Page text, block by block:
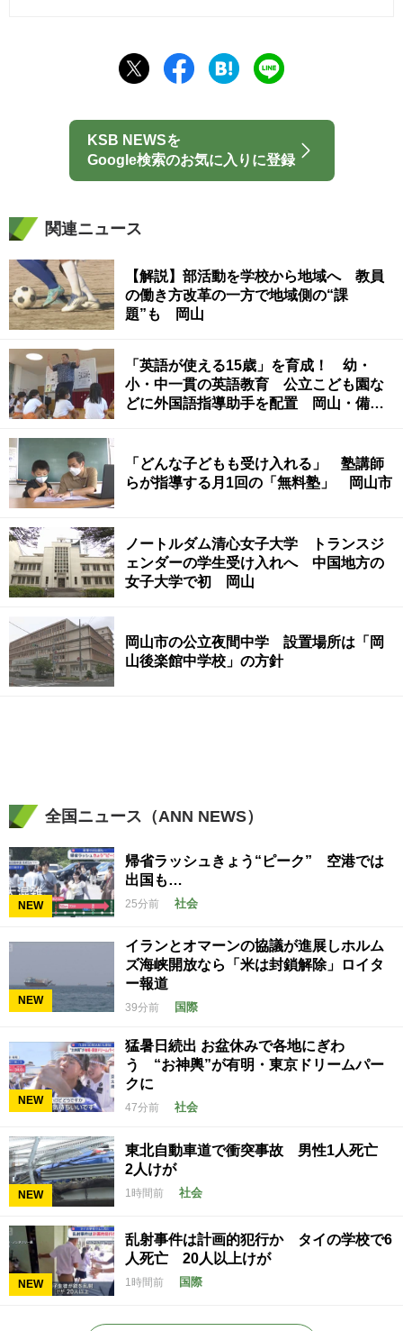
KSB NEWSを
Google検索のお気に入りに登録
関連ニュース
【解説】部活動を学校から地域へ 教員
の働き方改革の一方で地域側の“課
題”も 岡山
「英語が使える15歳」を育成！ 幼・
小・中一貫の英語教育 公立こども園な
どに外国語指導助手を配置 岡山・備前
「どんな子どもも受け入れる」 塾講師
らが指導する月1回の「無料塾」 岡山市
ノートルダム清心女子大学 トランスジ
ェンダーの学生受け入れへ 中国地方の
女子大学で初 岡山
岡山市の公立夜間中学 設置場所は「岡
山後楽館中学校」の方針
全国ニュース（ANN NEWS）
NEW
帰省ラッシュきょう“ピーク” 空港では
出国も…
25分前 社会
NEW
イランとオマーンの協議が進展しホルム
ズ海峡開放なら「米は封鎖解除」ロイタ
ー報道
39分前 国際
NEW
猛暑日続出 お盆休みで各地にぎわ
う “お神輿”が有明・東京ドリームパー
クに
47分前 社会
NEW
東北自動車道で衝突事故 男性1人死亡
2人けが
1時間前 社会
NEW
乱射事件は計画的犯行か タイの学校で6
人死亡 20人以上けが
1時間前 国際